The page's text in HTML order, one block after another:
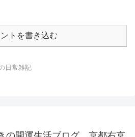
トを書き込む
日常雑記